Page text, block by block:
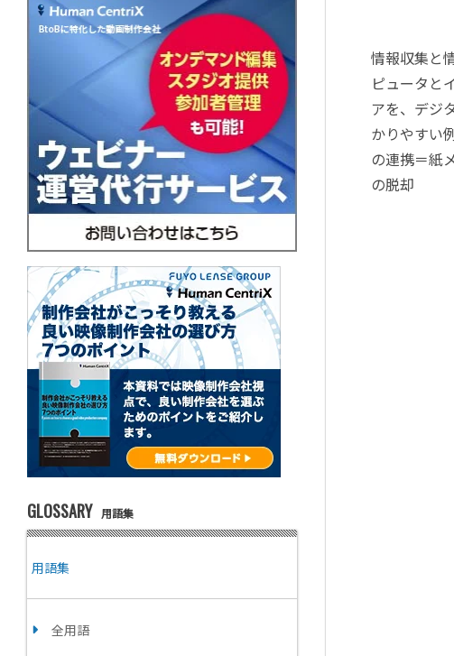
GLOSSARY 用語集
用語集
全用語
情報収集と
ピュータと
アを、デジ
かりやすい
の連携＝紙
の脱却